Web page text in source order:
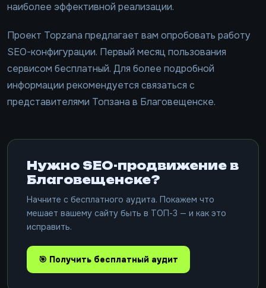
наиболее эффективной реализации.
Проект Topzana предлагает вам опробовать работу
SEO-конфигурации. Первый месяц пользования
сервисом бесплатный. Для более подробной
информации рекомендуется связаться с
представителями Топзана в Благовещенске.
Нужно SEO-продвижение в
Благовещенске?
Начните с бесплатного аудита. Покажем что
мешает вашему сайту быть в ТОП-3 — и как это
исправить.
🎯 Получить бесплатный аудит